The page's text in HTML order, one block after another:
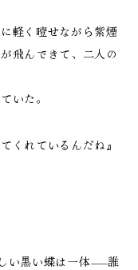
軽く噎せながら紫煙
飛んできて、二人の
いた。
くれているんだね』
い黒い蝶は一体——誰